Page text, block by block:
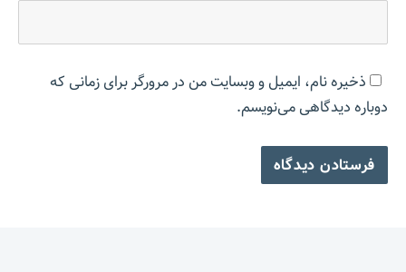
ذخیره نام، ایمیل و وبسایت من در مرورگر برای زمانی که
دوباره دیدگاهی می‌نویسم.